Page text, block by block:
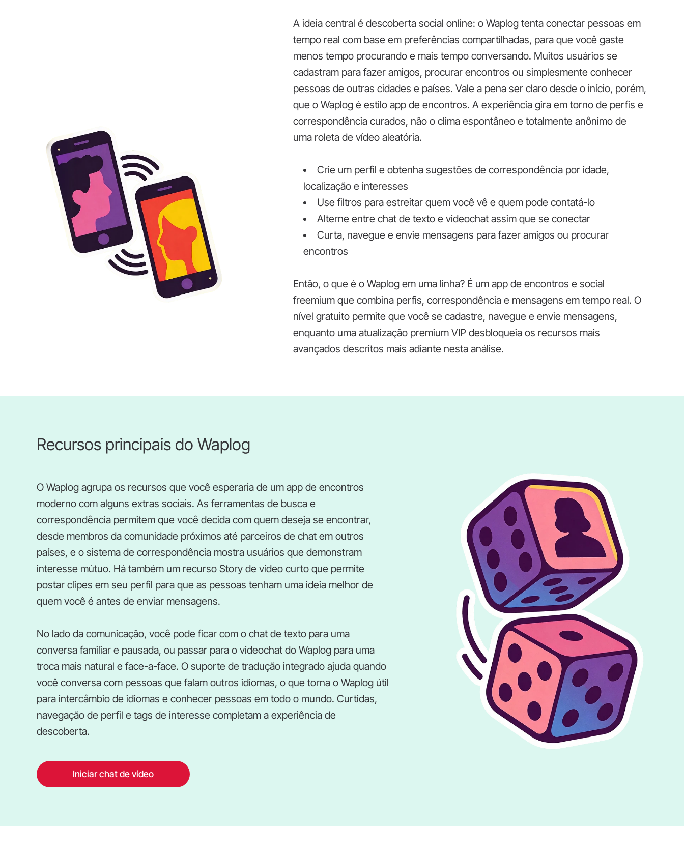
A ideia central é descoberta social online: o Waplog tenta conectar pessoas em
tempo real com base em preferências compartilhadas, para que você gaste
menos tempo procurando e mais tempo conversando. Muitos usuários se
cadastram para fazer amigos, procurar encontros ou simplesmente conhecer
pessoas de outras cidades e países. Vale a pena ser claro desde o início, porém,
que o Waplog é estilo app de encontros. A experiência gira em torno de perfis e
correspondência curados, não o clima espontâneo e totalmente anônimo de
uma roleta de vídeo aleatória.
Crie um perfil e obtenha sugestões de correspondência por idade,
localização e interesses
Use filtros para estreitar quem você vê e quem pode contatá-lo
Alterne entre chat de texto e videochat assim que se conectar
Curta, navegue e envie mensagens para fazer amigos ou procurar
encontros
Então, o que é o Waplog em uma linha? É um app de encontros e social
freemium que combina perfis, correspondência e mensagens em tempo real. O
nível gratuito permite que você se cadastre, navegue e envie mensagens,
enquanto uma atualização premium VIP desbloqueia os recursos mais
avançados descritos mais adiante nesta análise.
Recursos principais do Waplog
O Waplog agrupa os recursos que você esperaria de um app de encontros
moderno com alguns extras sociais. As ferramentas de busca e
correspondência permitem que você decida com quem deseja se encontrar,
desde membros da comunidade próximos até parceiros de chat em outros
países, e o sistema de correspondência mostra usuários que demonstram
interesse mútuo. Há também um recurso Story de vídeo curto que permite
postar clipes em seu perfil para que as pessoas tenham uma ideia melhor de
quem você é antes de enviar mensagens.
No lado da comunicação, você pode ficar com o chat de texto para uma
conversa familiar e pausada, ou passar para o videochat do Waplog para uma
troca mais natural e face-a-face. O suporte de tradução integrado ajuda quando
você conversa com pessoas que falam outros idiomas, o que torna o Waplog útil
para intercâmbio de idiomas e conhecer pessoas em todo o mundo. Curtidas,
navegação de perfil e tags de interesse completam a experiência de
descoberta.
Iniciar chat de vídeo